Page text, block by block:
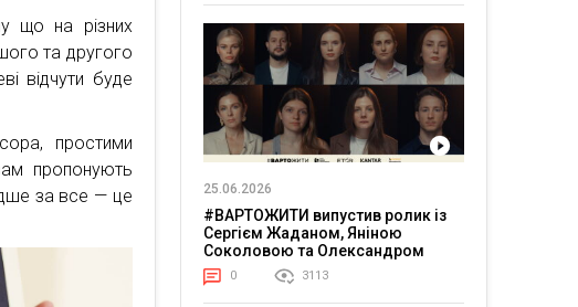
що на різних
та другого
відчути буде
простими
пропонують
за все — це
25.06.2026
#ВАРТОЖИТИ випустив ролик із
Сергієм Жаданом, Яніною
Соколовою та Олександром
Тереном про життя в постійній
напрузі
0 3113